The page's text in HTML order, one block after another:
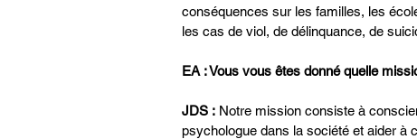
conséquences sur les familles, les
les cas de viol, de délinquance, de
EA : Vous vous êtes donné quelle
JDS : Notre mission consiste à
psychologue dans la société et aider à